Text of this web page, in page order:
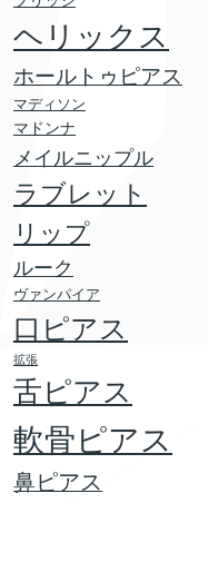
ヘリックス
ホールトゥピアス
マディソン
マドンナ
メイルニップル
ラブレット
リップ
ルーク
ヴァンパイア
口ピアス
拡張
舌ピアス
軟骨ピアス
鼻ピアス